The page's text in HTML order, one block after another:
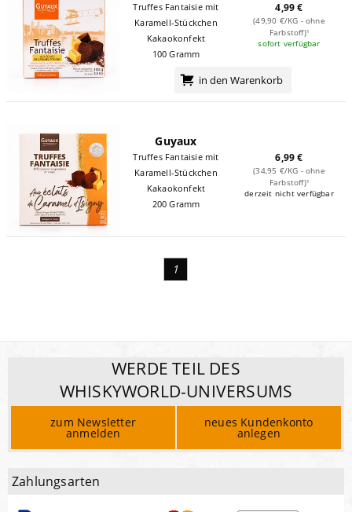
Truffes Fantaisie mit
Karamell-Stückchen
Kakaokonfekt
100 Gramm
4,99 €
(49,90 €/KG - ohne
Farbstoff)¹
sofort verfügbar
in den Warenkorb
Guyaux
Truffes Fantaisie mit
Karamell-Stückchen
Kakaokonfekt
200 Gramm
6,99 €
(34,95 €/KG - ohne
Farbstoff)¹
derzeit nicht verfügbar
1
WERDE TEIL DES
WHISKYWORLD-UNIVERSUMS
zum Newsletter
anmelden
neues Kundenkonto
anlegen
Zahlungsarten